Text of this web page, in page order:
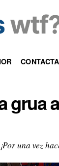
una vez